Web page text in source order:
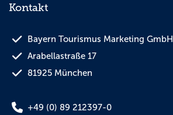
Kontakt
Bayern Tourismus Marketing GmbH
Arabellastraße 17
81925 München
+49 (0) 89 212397-0